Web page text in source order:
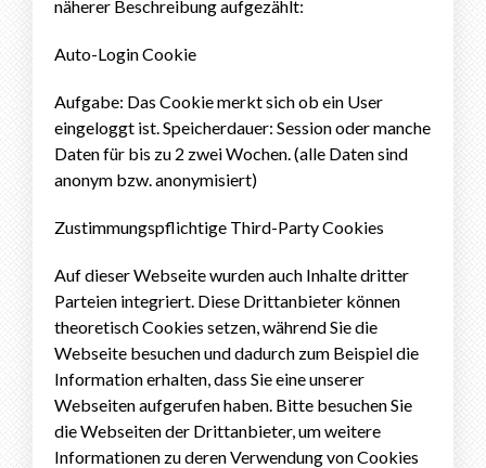
näherer Beschreibung aufgezählt:
Auto-Login Cookie
Aufgabe: Das Cookie merkt sich ob ein User
eingeloggt ist. Speicherdauer: Session oder manche
Daten für bis zu 2 zwei Wochen. (alle Daten sind
anonym bzw. anonymisiert)
Zustimmungspflichtige Third-Party Cookies
Auf dieser Webseite wurden auch Inhalte dritter
Parteien integriert. Diese Drittanbieter können
theoretisch Cookies setzen, während Sie die
Webseite besuchen und dadurch zum Beispiel die
Information erhalten, dass Sie eine unserer
Webseiten aufgerufen haben. Bitte besuchen Sie
die Webseiten der Drittanbieter, um weitere
Informationen zu deren Verwendung von Cookies